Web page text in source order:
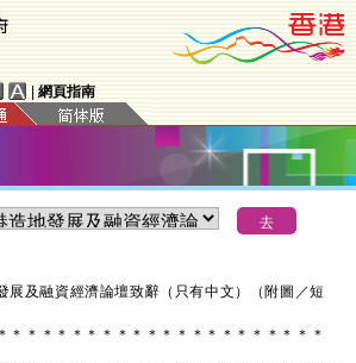
網頁指南
展及融資經濟論壇致辭（只有中文）（附圖／短
＊ ＊ ＊ ＊ ＊ ＊ ＊ ＊ ＊ ＊ ＊ ＊ ＊ ＊ ＊ ＊ ＊ ＊ ＊ ＊ ＊ ＊